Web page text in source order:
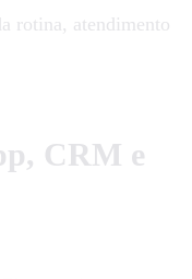
rotina, atendimento
CRM e